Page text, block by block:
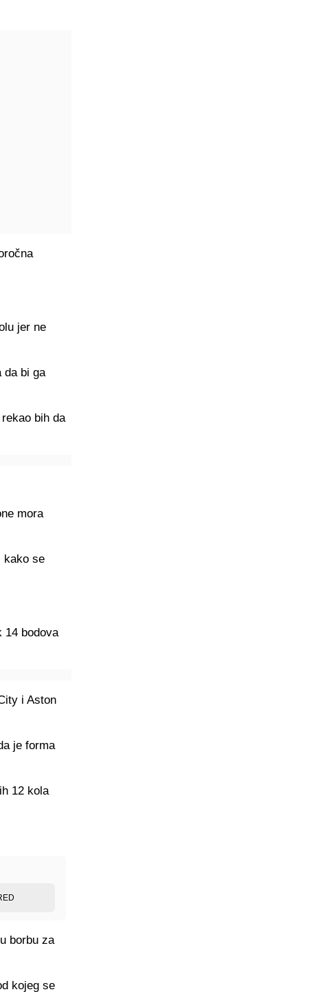
jer ne
da bi ga
bih da
mora
kako se
14 bodova
i Aston
je forma
12 kola
borbu za
kojeg se